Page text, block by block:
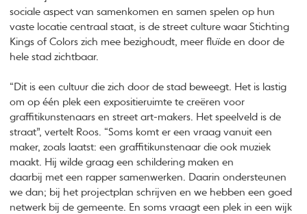
sociale aspect van samenkomen en samen spelen op hun
vaste locatie centraal staat, is de street culture waar Stichting
Kings of Colors zich mee bezighoudt, meer fluïde en door de
hele stad zichtbaar.
“Dit is een cultuur die zich door de stad beweegt. Het is lastig
om op één plek een expositieruimte te creëren voor
graffitikunstenaars en street art-makers. Het speelveld is de
straat”, vertelt Roos. “Soms komt er een vraag vanuit een
maker, zoals laatst: een graffitikunstenaar die ook muziek
maakt. Hij wilde graag een schildering maken en
daarbij met een rapper samenwerken. Daarin ondersteunen
we dan; bij het projectplan schrijven en we hebben een goed
netwerk bij de gemeente. En soms vraagt een plek in een wijk